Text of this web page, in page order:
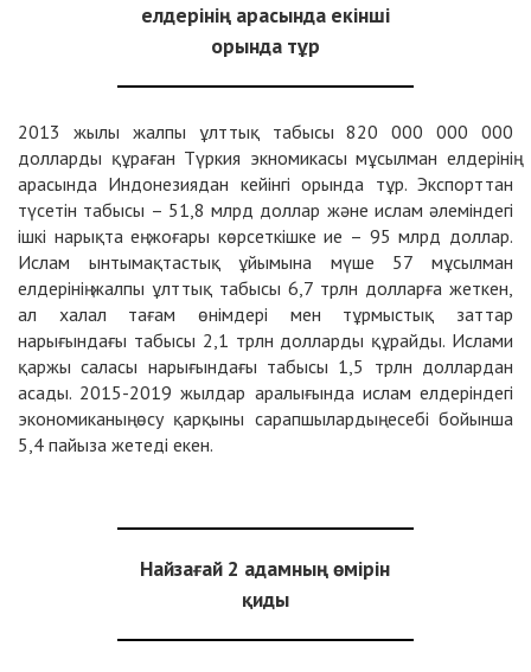
елдерінің арасында екінші
орында тұр
2013 жылы жалпы ұлттық табысы 820 000 000 000
долларды құраған Түркия экномикасы мұсылман елдерінің
арасында Индонезиядан кейінгі орында тұр. Экспорттан
түсетін табысы – 51,8 млрд доллар және ислам әлеміндегі
ішкі нарықта ең жоғары көрсеткішке ие – 95 млрд доллар.
Ислам ынтымақтастық ұйымына мүше 57 мұсылман
елдерінің жалпы ұлттық табысы 6,7 трлн долларға жеткен,
ал халал тағам өнімдері мен тұрмыстық заттар
нарығындағы табысы 2,1 трлн долларды құрайды. Ислами
қаржы саласы нарығындағы табысы 1,5 трлн доллардан
асады. 2015-2019 жылдар аралығында ислам елдеріндегі
экономиканың өсу қарқыны сарапшылардың есебі бойынша
5,4 пайыза жетеді екен.
Найзағай 2 адамның өмірін
қиды